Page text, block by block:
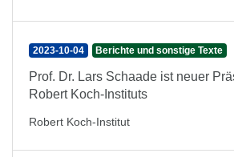
2023-10-04 Berichte und sonstige Texte
Prof. Dr. Lars Schaade ist neuer
Robert Koch-Instituts
Robert Koch-Institut